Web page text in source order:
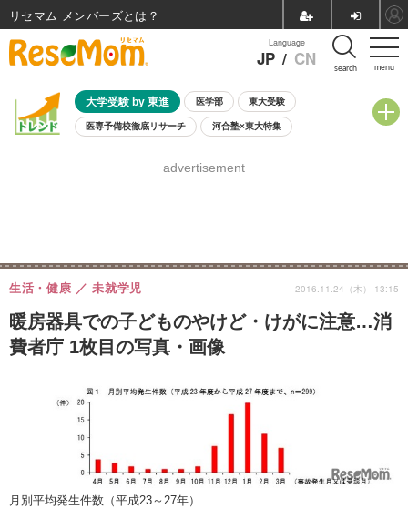
menu
Language
JP / CN search
大学受験 by 東進 医学部 東大受験
医専予備校徹底リサーチ 河合塾×東大特集
8月開催学校説明会・相談会
advertisement
暖房器具での子どものやけど・けがに注意…消
費者庁 1枚目の写真・画像
生活・健康 未就学児 2016.11.24（木） 13:15
月別平均発生件数（平成23～27年）
リセマム メンバーズ